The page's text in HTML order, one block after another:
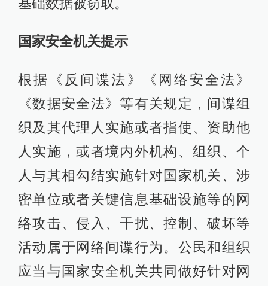
国家安全机关提示
根据《反间谍法》《网络安全法》
《数据安全法》等有关规定，间谍组
织及其代理人实施或者指使、资助他
人实施，或者境内外机构、组织、个
人与其相勾结实施针对国家机关、涉
密单位或者关键信息基础设施等的网
络攻击、侵入、干扰、控制、破坏等
活动属于网络间谍行为。公民和组织
应当与国家安全机关共同做好针对网